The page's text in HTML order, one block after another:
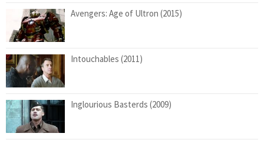
Avengers: Age of Ultron (2015)
Intouchables (2011)
Inglourious Basterds (2009)